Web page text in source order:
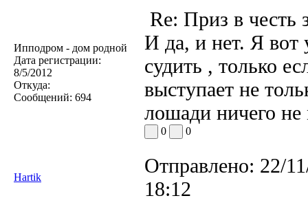
Ипподром - дом родной
Дата регистрации:
8/5/2012
Откуда:
Сообщений: 694
Re: Приз в честь
И да, и нет. Я вот
судить , только
выступает не
лошади ничего не
0 0
Hartik
Отправлено: 22/
18:12